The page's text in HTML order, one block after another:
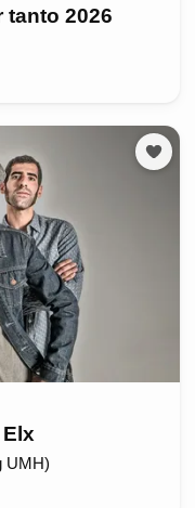
tanto 2026
UMH)